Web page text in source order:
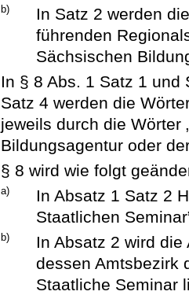
b)
In Satz 2 werden
führenden
Sächsischen
In § 8 Abs. 1 Satz 1 und
Satz 4 werden die
jeweils durch die Wörter
Bildungsagentur oder
§ 8 wird wie folgt
a)
In Absatz 1 Satz 2
Staatlichen
b)
In Absatz 2 wird
dessen Amtsbezirk
Staatliche Seminar